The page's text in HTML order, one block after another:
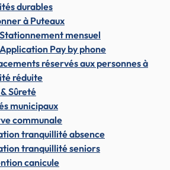
durables
à Puteaux
Stationnement mensuel
Application Pay by phone
réservés aux personnes à
réduite
Sûreté
municipaux
communale
tranquillité absence
tranquillité seniors
canicule